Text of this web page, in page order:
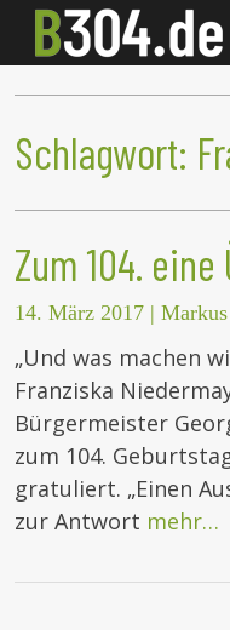
Schlagwort:
Zum 104.
14. März 2017 |
„Und was machen
Franziska
Bürgermeister
zum 104.
gratuliert. „Einen
zur Antwort mehr…